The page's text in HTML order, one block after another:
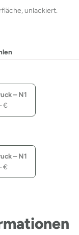
unlackiert.
– N1
€
– N1
€